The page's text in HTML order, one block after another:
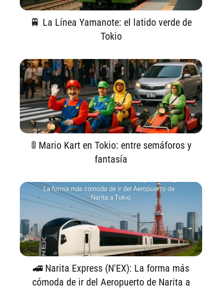
🚆 La Línea Yamanote: el latido verde de
Tokio
🚦 Mario Kart en Tokio: entre semáforos y
fantasía
🚄 Narita Express (N'EX): La forma más
cómoda de ir del Aeropuerto de Narita a